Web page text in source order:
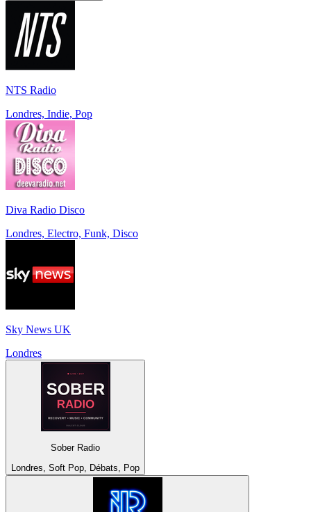
NTS Radio
Londres, Indie, Pop
Diva Radio Disco
Londres, Electro, Funk, Disco
Sky News UK
Londres
Sober Radio
Londres, Soft Pop, Débats, Pop